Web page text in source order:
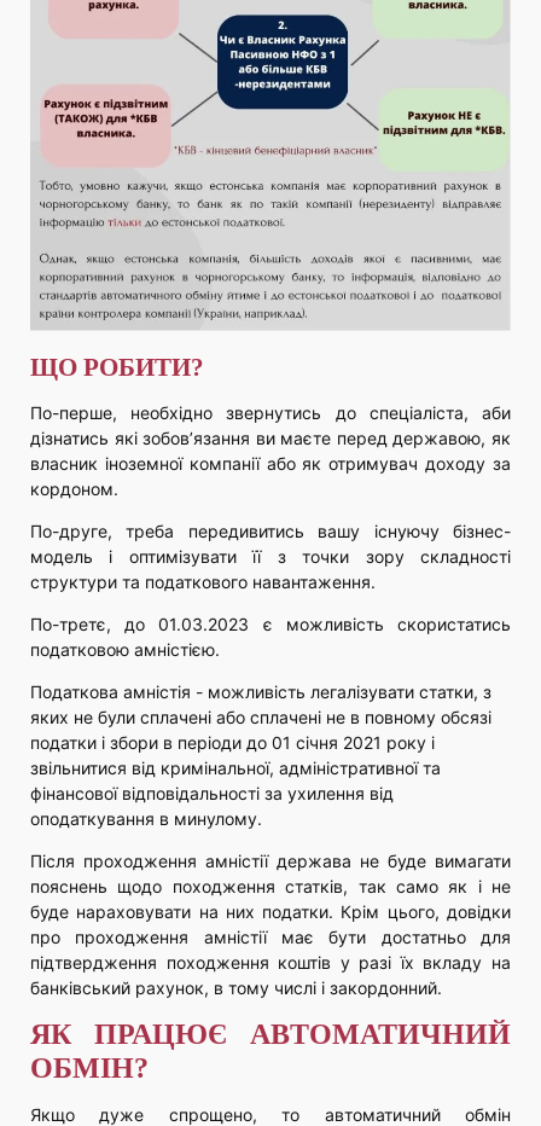
ЩО РОБИТИ?
По-перше, необхідно звернутись до спеціаліста, аби
дізнатись які зобов’язання ви маєте перед державою, як
власник іноземної компанії або як отримувач доходу за
кордоном.
По-друге, треба передивитись вашу існуючу бізнес-
модель і оптимізувати її з точки зору складності
структури та податкового навантаження.
По-третє, до 01.03.2023 є можливість скористатись
податковою амністією.
Податкова амністія - можливість легалізувати статки, з
яких не були сплачені або сплачені не в повному обсязі
податки і збори в періоди до 01 січня 2021 року і
звільнитися від кримінальної, адміністративної та
фінансової відповідальності за ухилення від
оподаткування в минулому.
Після проходження амністії держава не буде вимагати
пояснень щодо походження статків, так само як і не
буде нараховувати на них податки. Крім цього, довідки
про проходження амністії має бути достатньо для
підтвердження походження коштів у разі їх вкладу на
банківський рахунок, в тому числі і закордонний.
ЯК ПРАЦЮЄ АВТОМАТИЧНИЙ
ОБМІН?
Якщо дуже спрощено, то автоматичний обмін